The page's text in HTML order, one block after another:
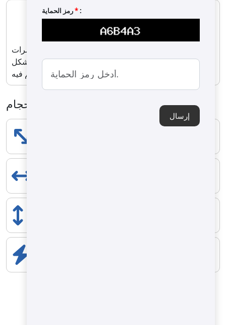
OS-1155
تم تصميم ماكينة خلط المكسرات OS-1155 لخلط الفول
السوداني والبندق واللوز والكاجو وغيرها من المكسرات بشكل
الأحجام
رمز الحماية*:
إرسال